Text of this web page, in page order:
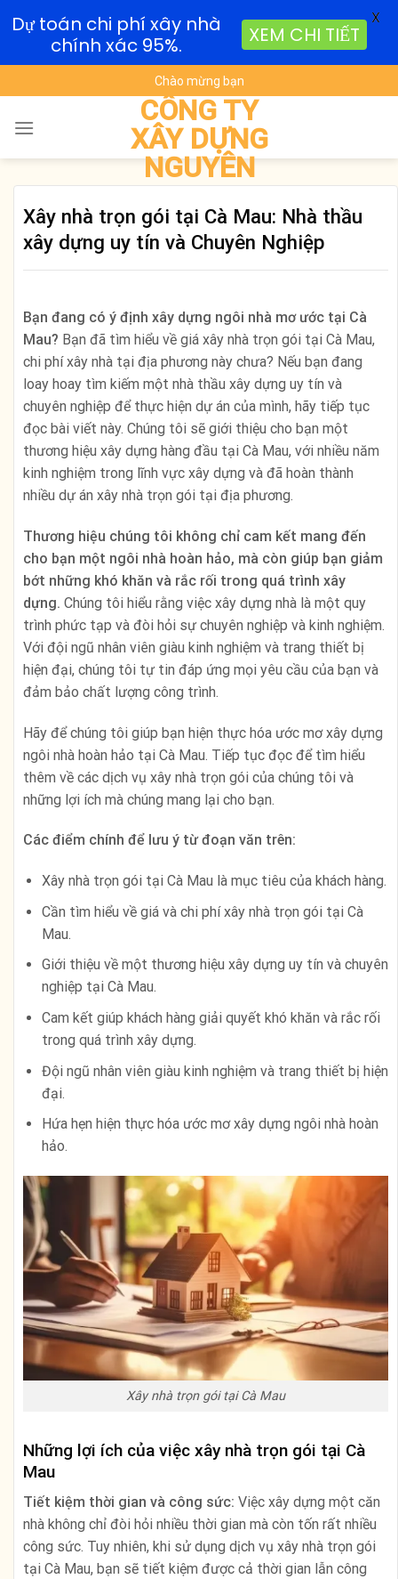
to
content
Chào mừng bạn
CÔNG TY
XÂY DỰNG
NGUYÊN
Xây nhà trọn gói tại Cà Mau: Nhà thầu
xây dựng uy tín và Chuyên Nghiệp
Bạn đang có ý định xây dựng ngôi nhà mơ ước tại Cà
Mau? Bạn đã tìm hiểu về giá xây nhà trọn gói tại Cà Mau,
chi phí xây nhà tại địa phương này chưa? Nếu bạn đang
loay hoay tìm kiếm một nhà thầu xây dựng uy tín và
chuyên nghiệp để thực hiện dự án của mình, hãy tiếp tục
đọc bài viết này. Chúng tôi sẽ giới thiệu cho bạn một
thương hiệu xây dựng hàng đầu tại Cà Mau, với nhiều năm
kinh nghiệm trong lĩnh vực xây dựng và đã hoàn thành
nhiều dự án xây nhà trọn gói tại địa phương.
Thương hiệu chúng tôi không chỉ cam kết mang đến
cho bạn một ngôi nhà hoàn hảo, mà còn giúp bạn giảm
bớt những khó khăn và rắc rối trong quá trình xây
dựng. Chúng tôi hiểu rằng việc xây dựng nhà là một quy
trình phức tạp và đòi hỏi sự chuyên nghiệp và kinh nghiệm.
Với đội ngũ nhân viên giàu kinh nghiệm và trang thiết bị
hiện đại, chúng tôi tự tin đáp ứng mọi yêu cầu của bạn và
đảm bảo chất lượng công trình.
Hãy để chúng tôi giúp bạn hiện thực hóa ước mơ xây dựng
ngôi nhà hoàn hảo tại Cà Mau. Tiếp tục đọc để tìm hiểu
thêm về các dịch vụ xây nhà trọn gói của chúng tôi và
những lợi ích mà chúng mang lại cho bạn.
Các điểm chính để lưu ý từ đoạn văn trên:
Xây nhà trọn gói tại Cà Mau là mục tiêu của khách hàng.
Cần tìm hiểu về giá và chi phí xây nhà trọn gói tại Cà
Mau.
Giới thiệu về một thương hiệu xây dựng uy tín và chuyên
nghiệp tại Cà Mau.
Cam kết giúp khách hàng giải quyết khó khăn và rắc rối
trong quá trình xây dựng.
Đội ngũ nhân viên giàu kinh nghiệm và trang thiết bị hiện
đại.
Hứa hẹn hiện thực hóa ước mơ xây dựng ngôi nhà hoàn
hảo.
Xây nhà trọn gói tại Cà Mau
Những lợi ích của việc xây nhà trọn gói tại Cà
Mau
Tiết kiệm thời gian và công sức: Việc xây dựng một căn
nhà không chỉ đòi hỏi nhiều thời gian mà còn tốn rất nhiều
công sức. Tuy nhiên, khi sử dụng dịch vụ xây nhà trọn gói
tại Cà Mau, bạn sẽ tiết kiệm được cả thời gian lẫn công
Dự toán chi phí xây nhà
chính xác 95%.
XEM CHI TIẾT
X